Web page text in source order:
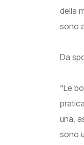
della
sono
Da
“Le
una,
sono